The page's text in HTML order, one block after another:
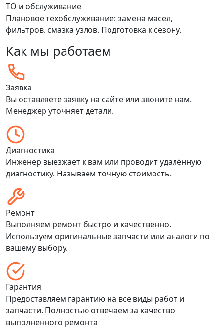
ТО и обслуживание
Плановое техобслуживание: замена масел,
фильтров, смазка узлов. Подготовка к сезону.
Как мы работаем
Заявка
Вы оставляете заявку на сайте или звоните нам.
Менеджер уточняет детали.
Диагностика
Инженер выезжает к вам или проводит удалённую
диагностику. Называем точную стоимость.
Ремонт
Выполняем ремонт быстро и качественно.
Используем оригинальные запчасти или аналоги по
вашему выбору.
Гарантия
Предоставляем гарантию на все виды работ и
запчасти. Полностью отвечаем за качество
выполненного ремонта